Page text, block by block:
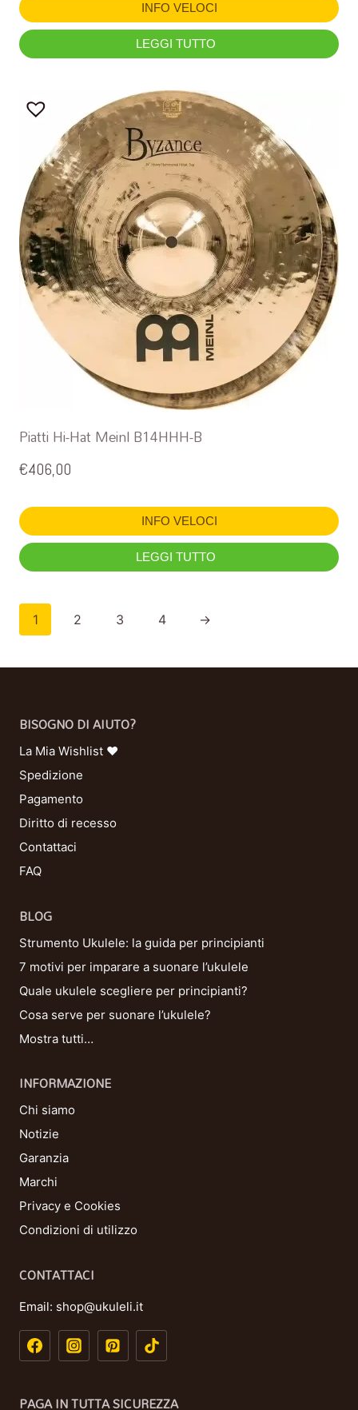
INFO VELOCI
LEGGI TUTTO
Piatti Hi-Hat Meinl B14HHH-B
€406,00
INFO VELOCI
LEGGI TUTTO
1 2 3 4 →
BISOGNO DI AIUTO?
La Mia Wishlist ❤
Spedizione
Pagamento
Diritto di recesso
Contattaci
FAQ
BLOG
Strumento Ukulele: la guida per principianti
7 motivi per imparare a suonare l’ukulele
Quale ukulele scegliere per principianti?
Cosa serve per suonare l’ukulele?
Mostra tutti…
INFORMAZIONE
Chi siamo
Notizie
Garanzia
Marchi
Privacy e Cookies
Condizioni di utilizzo
CONTATTACI
Email: shop@ukuleli.it
PAGA IN TUTTA SICUREZZA